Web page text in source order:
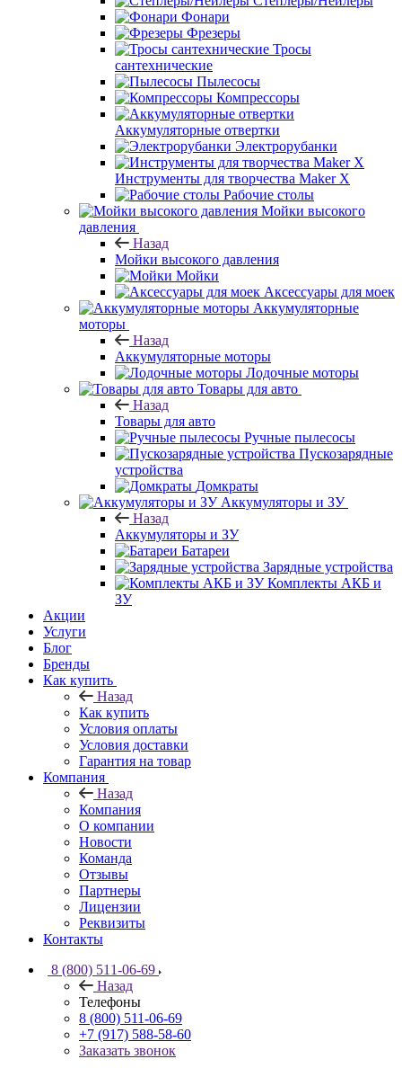
Фонари
Фрезеры
Тросы
сантехнические
Пылесосы
Компрессоры
Аккумуляторные отвертки
Электрорубанки
Инструменты для творчества Maker X
Рабочие столы
Мойки высокого
давления
Назад
Мойки высокого давления
Мойки
Аксессуары для моек
Аккумуляторные
моторы
Назад
Аккумуляторные моторы
Лодочные моторы
Товары для авто
Назад
Товары для авто
Ручные пылесосы
Пускозарядные
устройства
Домкраты
Аккумуляторы и ЗУ
Назад
Аккумуляторы и ЗУ
Батареи
Зарядные устройства
Комплекты АКБ и
ЗУ
Акции
Услуги
Блог
Бренды
Как купить
Назад
Как купить
Условия оплаты
Условия доставки
Гарантия на товар
Компания
Назад
Компания
О компании
Новости
Команда
Отзывы
Партнеры
Лицензии
Реквизиты
Контакты
8 (800) 511-06-69
Назад
Телефоны
8 (800) 511-06-69
+7 (917) 588-58-60
Заказать звонок